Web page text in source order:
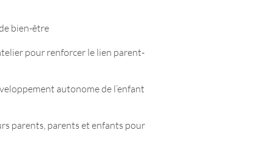
bien-être
pour renforcer le lien parent-
autonome de l’enfant
parents, parents et enfants pour